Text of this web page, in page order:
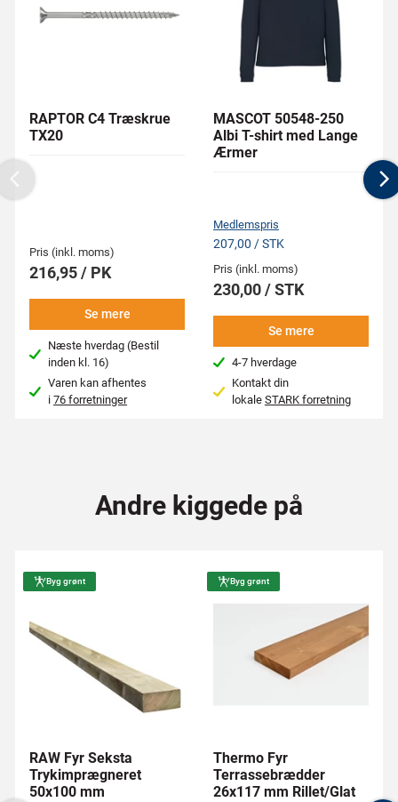
RAPTOR C4 Træskrue
TX20
Pris (inkl. moms)
216,95 / PK
Se mere
Næste hverdag (Bestil
inden kl. 16)
Varen kan afhentes
i76 forretninger
MASCOT 50548-250
Albi T-shirt med Lange
Ærmer
Medlemspris
207,00 / STK
Pris (inkl. moms)
230,00 / STK
Se mere
4-7 hverdage
Kontakt din
lokale STARK forretning
Previous
Andre kiggede på
Byg grønt
RAW Fyr Seksta
Trykimprægneret
50x100 mm
Byg grønt
Thermo Fyr
Terrassebrædder
26x117 mm Rillet/Glat